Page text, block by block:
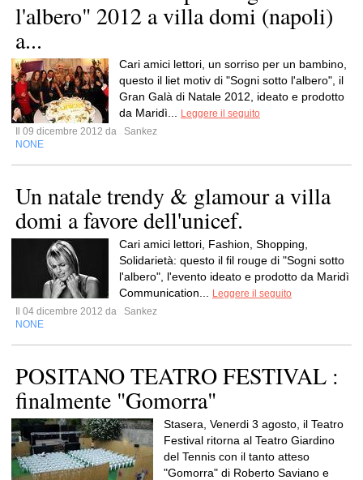
l'albero" 2012 a villa domi (napoli)
a...
Cari amici lettori, un sorriso per un bambino,
questo il liet motiv di "Sogni sotto l'albero", il
Gran Galà di Natale 2012, ideato e prodotto
da Maridì...
Leggere il seguito
Il 09 dicembre 2012 da
Sankez
NONE
Un natale trendy & glamour a villa
domi a favore dell'unicef.
Cari amici lettori, Fashion, Shopping,
Solidarietà: questo il fil rouge di "Sogni sotto
l'albero", l'evento ideato e prodotto da Maridì
Communication...
Leggere il seguito
Il 04 dicembre 2012 da
Sankez
NONE
POSITANO TEATRO FESTIVAL :
finalmente "Gomorra"
Stasera, Venerdi 3 agosto, il Teatro
Festival ritorna al Teatro Giardino
del Tennis con il tanto atteso
"Gomorra" di Roberto Saviano e